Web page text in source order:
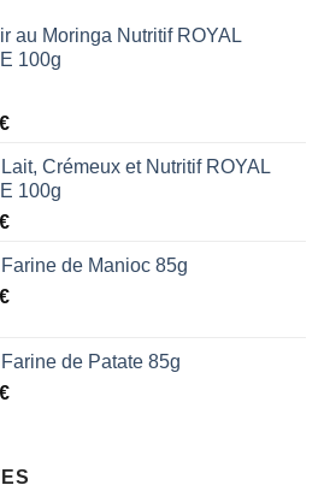
au Moringa Nutritif ROYAL
100g
€Le
actuel
est :
1,53 €.
Crémeux et Nutritif ROYAL
100g
€Le
actuel
est :
de Manioc 85g
€Le
est :
0,51 €.
de Patate 85g
€Le
est :